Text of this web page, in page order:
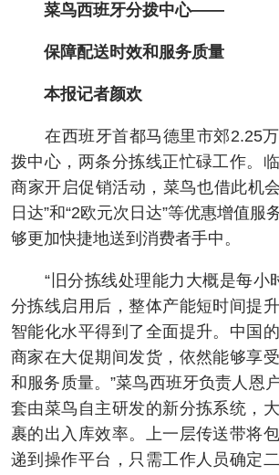
菜鸟西班牙分拨中心——
保障配送时效和服务质量
本报记者颜欢
在西班牙首都马德里市郊2.25万
拨中心，两条分拣线正忙碌工作。
商家开启促销活动，菜鸟也借此机
日达”和“2欧元次日达”等优惠增值服
够更加快捷地送到消费者手中。
“旧分拣线处理能力大概是每小
分拣线启用后，整体产能短时间提
智能化水平得到了全面提升。中国
商家在大促期间发货，依然能够享
和服务质量。”菜鸟西班牙负责人恩
套由菜鸟自主研发的新分拣系统，
裹的出入库效率。上一层传送带将
递到操作平台，只需工作人员确定